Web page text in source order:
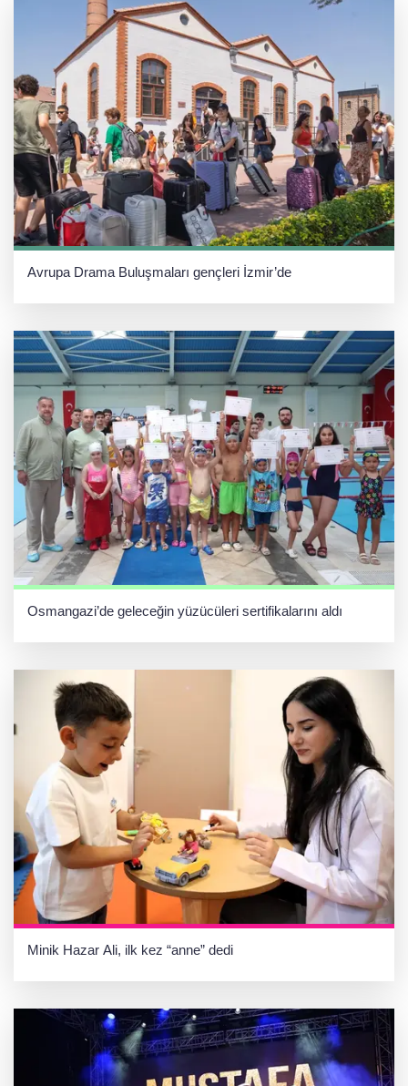
Avrupa Drama Buluşmaları gençleri İzmir’de
Osmangazi’de geleceğin yüzücüleri sertifikalarını aldı
Minik Hazar Ali, ilk kez “anne” dedi